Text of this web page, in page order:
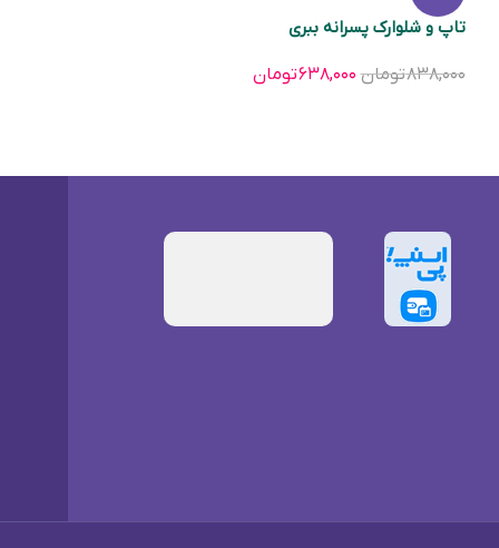
تاپ و شلوارک پسرانه ببری
۸۳۸,۰۰۰تومان ۶۳۸,۰۰۰تومان